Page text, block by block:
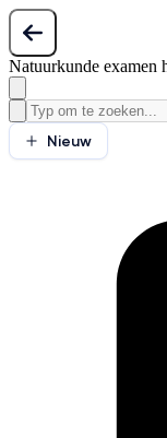
Natuurkunde examen
Nieuw